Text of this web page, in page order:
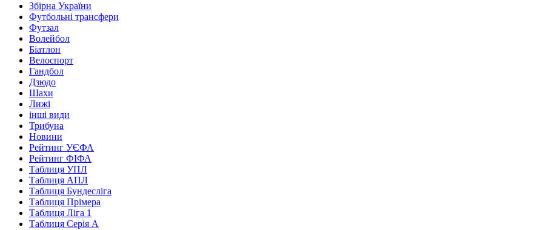
Збірна України
Футбольні трансфери
Футзал
Волейбол
Біатлон
Велоспорт
Гандбол
Дзюдо
Шахи
Лижі
інші види
Трибуна
Новини
Рейтинг УЄФА
Рейтинг ФІФА
Таблиця УПЛ
Таблиця АПЛ
Таблиця Бундесліга
Таблиця Прімера
Таблиця Ліга 1
Таблиця Серія А